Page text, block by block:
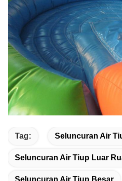
Tag: Seluncuran Air
Seluncuran Air Tiup Luar